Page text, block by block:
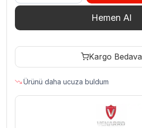
7510
Pide
Cm
Gazlı
Hemen Al
Kargo Bedava
Ürünü daha ucuza buldum